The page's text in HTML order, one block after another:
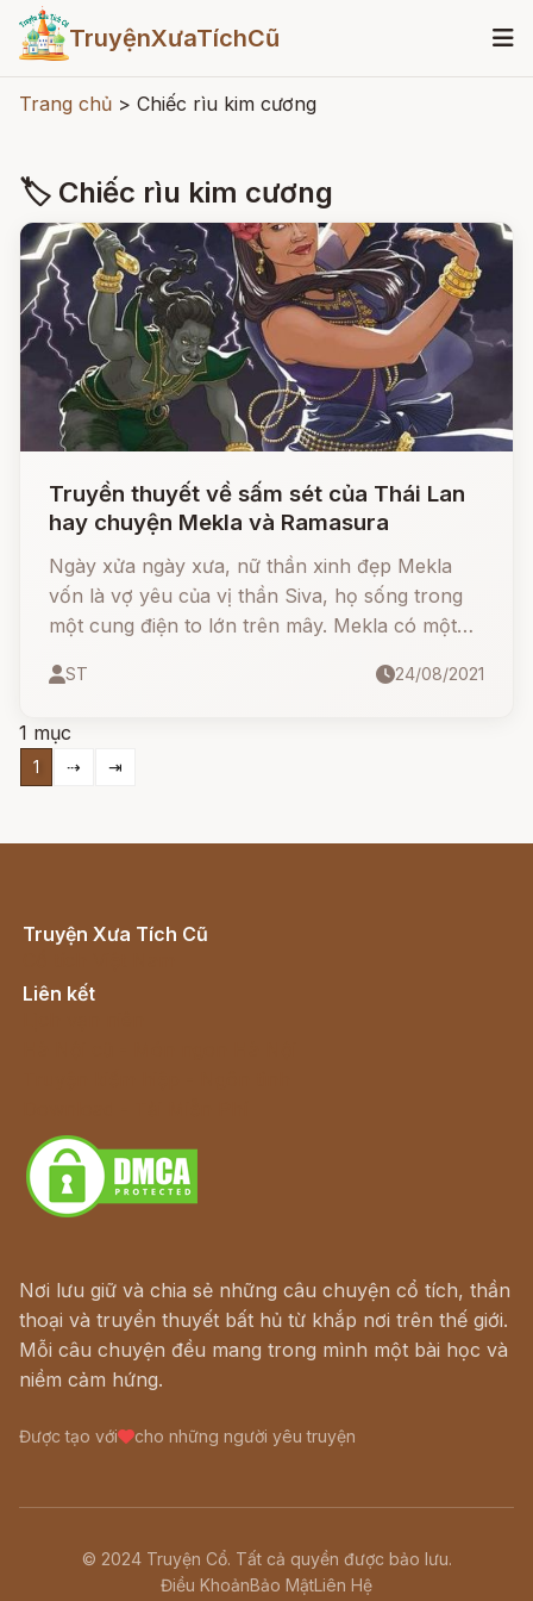
TruyệnXưaTíchCũ
Trang chủ > Chiếc rìu kim cương
🏷 Chiếc rìu kim cương
Truyền thuyết về sấm sét của Thái Lan
hay chuyện Mekla và Ramasura
Ngày xửa ngày xưa, nữ thần xinh đẹp Mekla
vốn là vợ yêu của vị thần Siva, họ sống trong
một cung điện to lớn trên mây. Mekla có một
Vương cha nàng tặng cho thần Indhra mà nàng
ST 24/08/2021
1 mục
1 ⇢ ⇥
Truyện Xưa Tích Cũ
Liên kết
Nơi lưu giữ và chia sẻ những câu chuyện cổ tích, thần
thoại và truyền thuyết bất hủ từ khắp nơi trên thế giới.
Mỗi câu chuyện đều mang trong mình một bài học và
niềm cảm hứng.
Được tạo với cho những người yêu truyện
© 2024 Truyện Cổ. Tất cả quyền được bảo lưu.
Điều KhoảnBảo MậtLiên Hệ